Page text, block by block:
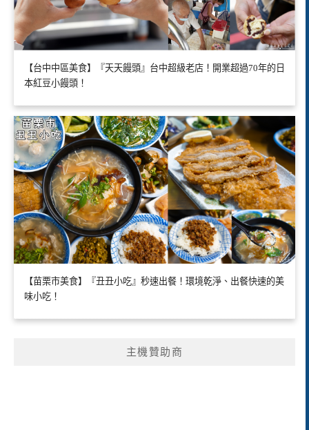
【台中中區美食】『天天饅頭』台中超級老店！開業超過70年的日
本紅豆小饅頭！
【苗栗市美食】『丑丑小吃』秒速出餐！環境乾淨、出餐快速的美
味小吃！
主機贊助商